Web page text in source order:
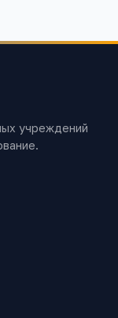
учреждений